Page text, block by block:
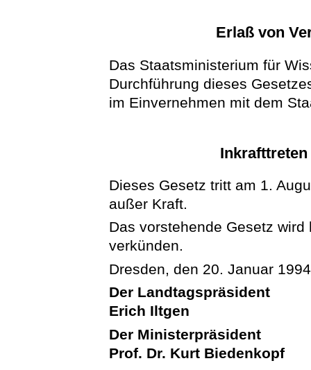
Erlaß von
Das Staatsministerium für
Durchführung dieses
im Einvernehmen mit dem
Dieses Gesetz tritt am 1.
außer Kraft.
Das vorstehende Gesetz
verkünden.
Dresden, den 20. Januar 1994
Der Landtagspräsident
Erich Iltgen
Der Ministerpräsident
Prof. Dr. Kurt Biedenkopf